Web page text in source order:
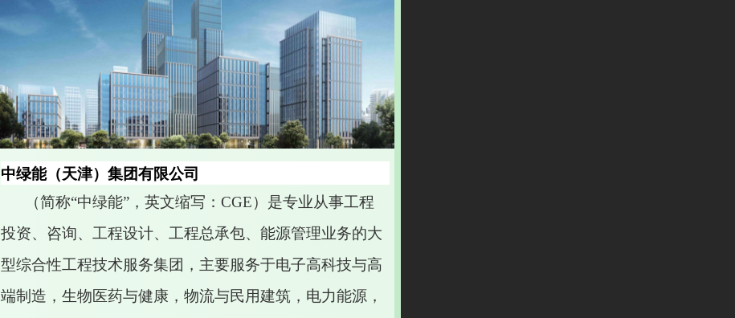
中绿能（天津）集团有限公司
（简称“中绿能”，英文缩写：CGE）是专业从事工程
投资、咨询、工程设计、工程总承包、能源管理业务的大
型综合性工程技术服务集团，主要服务于电子高科技与高
端制造，生物医药与健康，物流与民用建筑，电力能源，